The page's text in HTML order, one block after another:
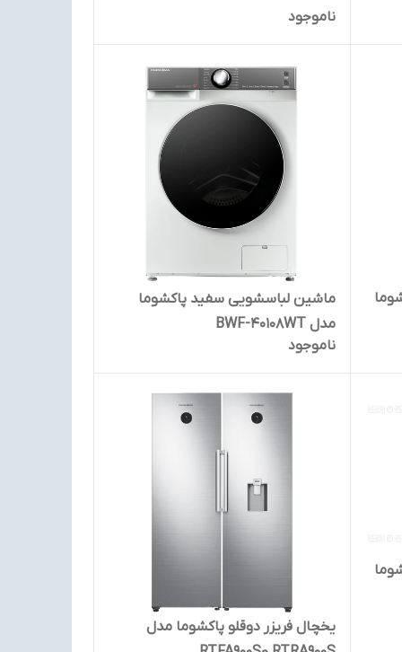
ناموجود
پاکشوما
ماشین لباسشویی سفید پاکشوما
مدل BWF-40108WT
ناموجود
پاکشوما
یخچال فریزر دوقلو پاکشوما مدل